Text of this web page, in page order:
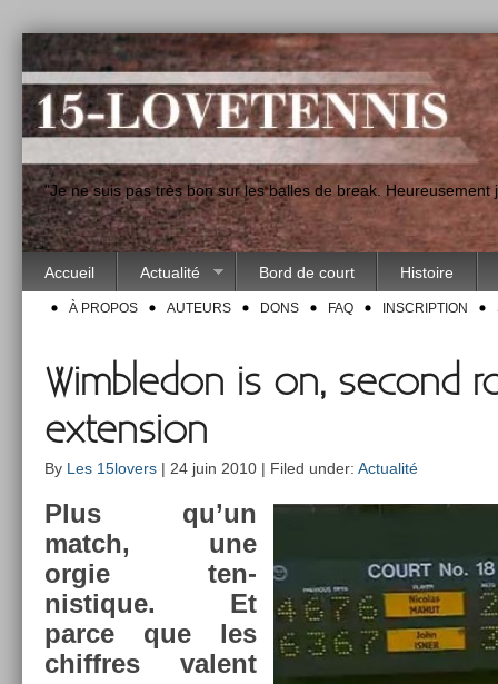
"Je ne suis pas très bon sur les balles de break.
Accueil Actualité Bord de court Histoire
À PROPOS AUTEURS DONS FAQ INSCRIPTION
Wimbledon is on, second
extension
By Les 15lovers | 24 juin 2010 | Filed under: Actualité
Plus qu’un
match, une
orgie ten­
nistique. Et
parce que les
chiffres valent